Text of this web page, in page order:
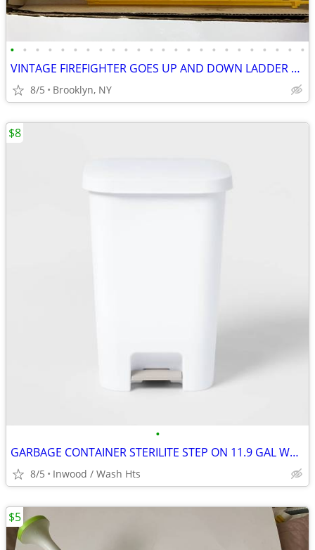
• • • • • • • • • • • • • • • • • • • • • • • •
VINTAGE FIREFIGHTER GOES UP AND DOWN LADDER MAN TOY BATTERY OPERATED
8/5 Brooklyn, NY
•
GARBAGE CONTAINER STERILITE STEP ON 11.9 GAL WHITE POLYPROPYLENE
8/5 Inwood / Wash Hts
$8
$5